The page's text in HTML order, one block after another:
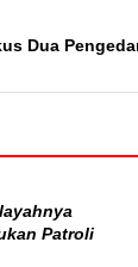
Dua
Patroli